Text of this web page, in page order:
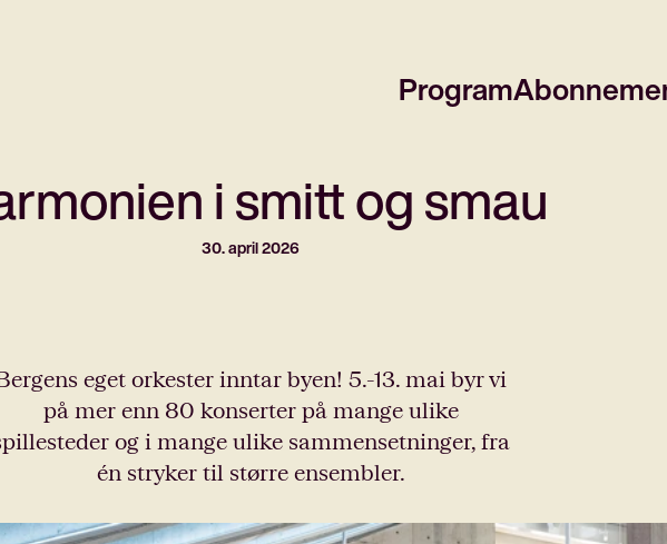
Program
i smitt og smau
30. april 2026
eget orkester inntar byen! 5.-13. mai byr vi
på mer enn 80 konserter på mange ulike
og i mange ulike sammensetninger, fra
én stryker til større ensembler.